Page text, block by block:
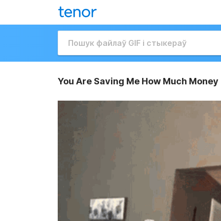
You Are Saving Me How Much Money